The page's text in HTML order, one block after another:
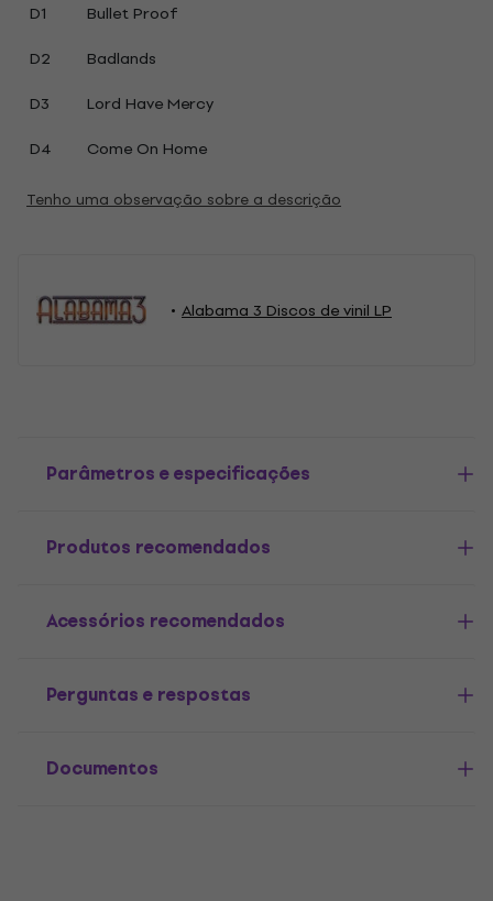
D1
Bullet Proof
D2
Badlands
D3
Lord Have Mercy
D4
Come On Home
Tenho uma observação sobre a descrição
Alabama 3 Discos de vinil LP
Parâmetros e especificações
Produtos recomendados
Acessórios recomendados
Perguntas e respostas
Documentos